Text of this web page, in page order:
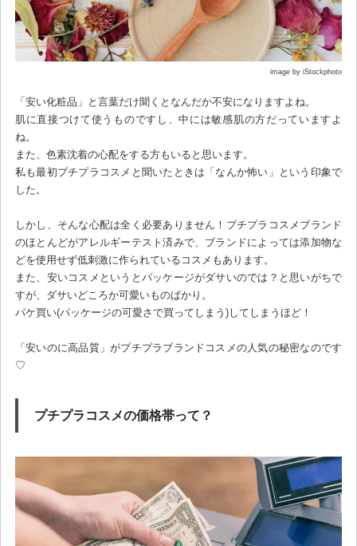
image by iStockphoto
「安い化粧品」と言葉だけ聞くとなんだか不安になりますよね。
肌に直接つけて使うものですし、中には敏感肌の方だっていますよ
ね。
また、色素沈着の心配をする方もいると思います。
私も最初プチプラコスメと聞いたときは「なんか怖い」という印象で
した。
しかし、そんな心配は全く必要ありません！プチプラコスメブランド
のほとんどがアレルギーテスト済みで、ブランドによっては添加物な
どを使用せず低刺激に作られているコスメもあります。
また、安いコスメというとパッケージがダサいのでは？と思いがちで
すが、ダサいどころか可愛いものばかり。
パケ買い(パッケージの可愛さで買ってしまう)してしまうほど！
「安いのに高品質」がプチプラブランドコスメの人気の秘密なのです
♡
プチプラコスメの価格帯って？